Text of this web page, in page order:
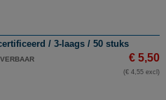
/ 3-laags / 50 stuks
€ 5,50
(€ 4,55 excl)